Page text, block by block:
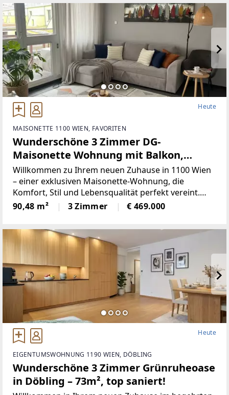
Heute
MAISONETTE 1100 WIEN, FAVORITEN
Wunderschöne 3 Zimmer DG-
Maisonette Wohnung mit Balkon,
Terrasse, Loggia & optionalem
Tiefgaragenstellplatz zu mieten – 95m²
Wohlfühloase!
Willkommen zu Ihrem neuen Zuhause in 1100 Wien
– einer exklusiven Maisonette-Wohnung, die
Komfort, Stil und Lebensqualität perfekt vereint.
Diese gepflegte 3-Zimmer-Wohnung mit einer
großzügigen Fläche von 95 m² bietet Ihnen ein
90,48 m² 3 Zimmer € 469.000
Heute
EIGENTUMSWOHNUNG 1190 WIEN, DÖBLING
Wunderschöne 3 Zimmer Grünruheoase
in Döbling – 73m², top saniert!